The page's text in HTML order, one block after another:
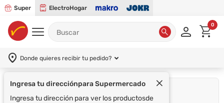
Super ElectroHogar
0
Donde quieres recibir tu pedido?
Ingresa tu direcciónpara Supermercado
Ingresa tu dirección para ver los productosde
¡Lo sentimos!